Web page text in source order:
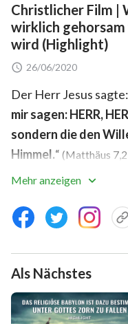
Christlicher Film |
wirklich
wird (Highlight)
26/06/2020
Der Herr Jesus sagte:
mir sagen: HERR,
sondern die den
Himmel.“ (Matthäus
werden, die den
das Himmelreich
Kommunistischen
Gottes Evangelium
Mehr anzeigen
Als Nächstes